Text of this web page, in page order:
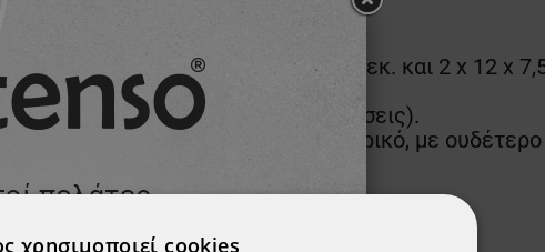
επίδεσμος) - 1 x 17 x 17 εκ. και 2 x 12 x
πληγές ανάπαυσης).
0,9% χλωριούχου νατρίου για πλύσεις).
για πλύσιμο με 4,9% φωσφορικό, με
mm
χρησιμοποιεί cookies